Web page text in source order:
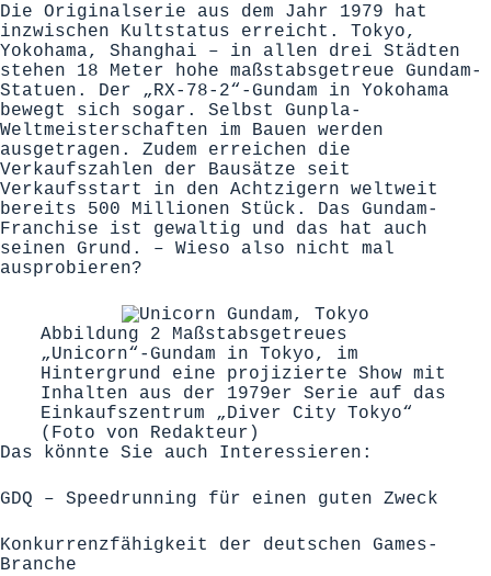
Die Originalserie aus dem Jahr 1979 hat
inzwischen Kultstatus erreicht. Tokyo,
Yokohama, Shanghai – in allen drei Städten
stehen 18 Meter hohe maßstabsgetreue Gundam-
Statuen. Der „RX-78-2“-Gundam in Yokohama
bewegt sich sogar. Selbst Gunpla-
Weltmeisterschaften im Bauen werden
ausgetragen. Zudem erreichen die
Verkaufszahlen der Bausätze seit
Verkaufsstart in den Achtzigern weltweit
bereits 500 Millionen Stück. Das Gundam-
Franchise ist gewaltig und das hat auch
seinen Grund. – Wieso also nicht mal
ausprobieren?
Abbildung 2 Maßstabsgetreues
„Unicorn“-Gundam in Tokyo, im
Hintergrund eine projizierte Show mit
Inhalten aus der 1979er Serie auf das
Einkaufszentrum „Diver City Tokyo“
(Foto von Redakteur)
Das könnte Sie auch Interessieren:
GDQ – Speedrunning für einen guten Zweck
Konkurrenzfähigkeit der deutschen Games-
Branche